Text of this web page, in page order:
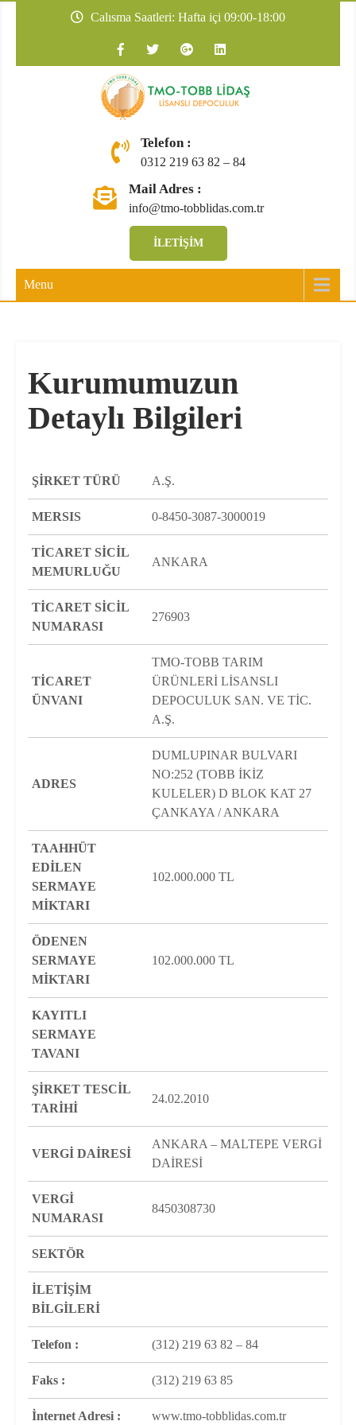
Calısma Saatleri: Hafta içi 09:00-18:00
TMO-TOBB
Telefon :
0312 219 63 82 – 84
Mail Adres :
info@tmo-tobblidas.com.tr
İLETIŞIM
Menu
Kurumumuzun
Detaylı Bilgileri
ŞİRKET TÜRÜ A.Ş.
MERSIS 0-8450-3087-3000019
TİCARET SİCİL
MEMURLUĞU
ANKARA
TİCARET SİCİL
NUMARASI
276903
TİCARET
ÜNVANI
TMO-TOBB TARIM
ÜRÜNLERİ LİSANSLI
DEPOCULUK SAN. VE TİC.
A.Ş.
ADRES
DUMLUPINAR BULVARI
NO:252 (TOBB İKİZ
KULELER) D BLOK KAT 27
ÇANKAYA / ANKARA
TAAHHÜT
EDİLEN
SERMAYE
MİKTARI
102.000.000 TL
ÖDENEN
SERMAYE
MİKTARI
102.000.000 TL
KAYITLI
SERMAYE
TAVANI
ŞİRKET TESCİL
TARİHİ
24.02.2010
VERGİ DAİRESİ
ANKARA – MALTEPE VERGİ
DAİRESİ
VERGİ
NUMARASI
8450308730
SEKTÖR
İLETİŞİM
BİLGİLERİ
Telefon : (312) 219 63 82 – 84
Faks : (312) 219 63 85
İnternet Adresi : www.tmo-tobblidas.com.tr